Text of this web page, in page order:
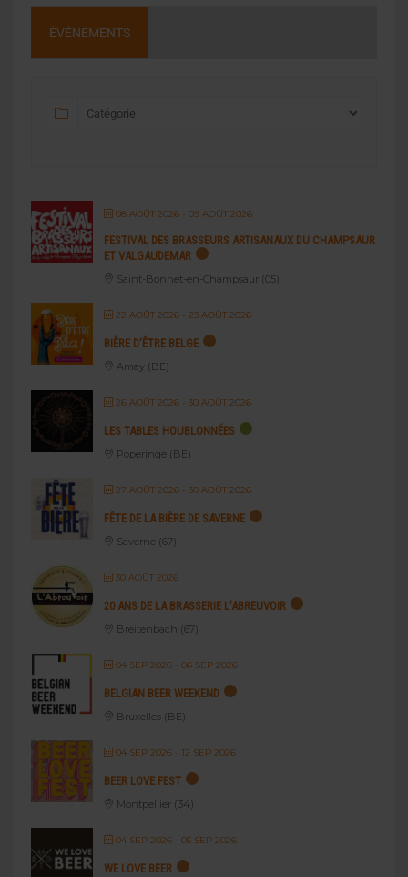
ÉVÉNEMENTS
08 AOÛT 2026- 09 AOÛT 2026
FESTIVAL DES BRASSEURS ARTISANAUX DU CHAMPSAUR
ET VALGAUDEMAR
Saint-Bonnet-en-Champsaur (05)
22 AOÛT 2026- 23 AOÛT 2026
BIÈRE D’ÊTRE BELGE
Amay (BE)
26 AOÛT 2026- 30 AOÛT 2026
LES TABLES HOUBLONNÉES
Poperinge (BE)
27 AOÛT 2026- 30 AOÛT 2026
FÊTE DE LA BIÈRE DE SAVERNE
Saverne (67)
30 AOÛT 2026
20 ANS DE LA BRASSERIE L’ABREUVOIR
Breitenbach (67)
04 SEP 2026- 06 SEP 2026
BELGIAN BEER WEEKEND
Bruxelles (BE)
04 SEP 2026- 12 SEP 2026
BEER LOVE FEST
Montpellier (34)
04 SEP 2026- 05 SEP 2026
WE LOVE BEER